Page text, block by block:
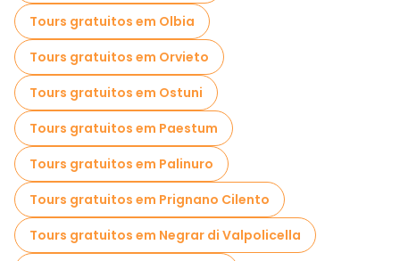
Tours gratuitos em Olbia
Tours gratuitos em Orvieto
Tours gratuitos em Ostuni
Tours gratuitos em Paestum
Tours gratuitos em Palinuro
Tours gratuitos em Prignano Cilento
Tours gratuitos em Negrar di Valpolicella